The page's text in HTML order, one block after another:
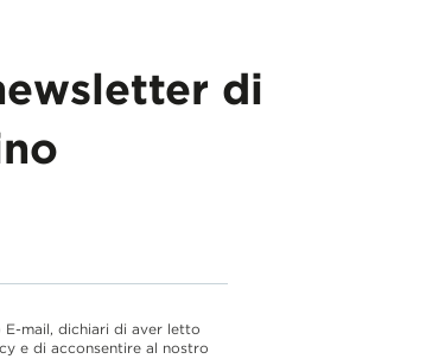
di
mail, dichiari di aver letto
e di acconsentire al nostro